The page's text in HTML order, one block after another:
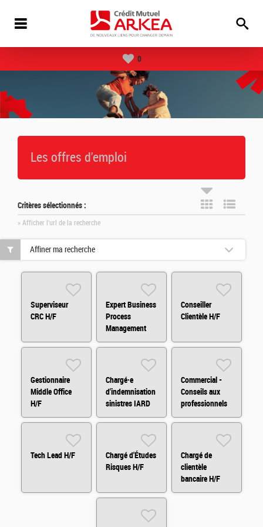
0
Les offres d'emploi
Critères sélectionnés :
» Afficher l'url de la recherche
Superviseur
CRC H/F
Expert Business
Process
Management
(BPM) H/F
Conseiller
Clientèle H/F
Gestionnaire
Middle Office
H/F
Chargé·e
d'indemnisation
sinistres IARD
H/F
Commercial -
Conseils aux
professionnels
et
Tech Lead H/F
Chargé d'Études
Risques H/F
Chargé de
clientèle
bancaire H/F
Affiner ma recherche